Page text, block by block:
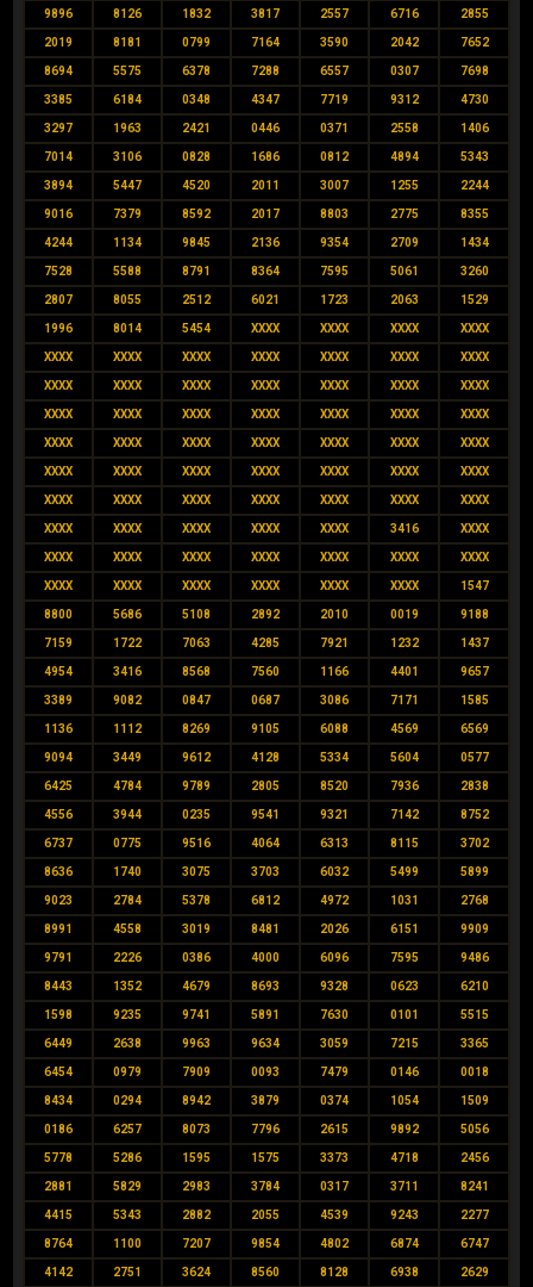
9896 8126 1832 3817 2557 6716 2855
2019 8181 0799 7164 3590 2042 7652
8694 5575 6378 7288 6557 0307 7698
3385 6184 0348 4347 7719 9312 4730
3297 1963 2421 0446 0371 2558 1406
7014 3106 0828 1686 0812 4894 5343
3894 5447 4520 2011 3007 1255 2244
9016 7379 8592 2017 8803 2775 8355
4244 1134 9845 2136 9354 2709 1434
7528 5588 8791 8364 7595 5061 3260
2807 8055 2512 6021 1723 2063 1529
1996 8014 5454 XXXX XXXX XXXX XXXX
XXXX XXXX XXXX XXXX XXXX XXXX XXXX
XXXX XXXX XXXX XXXX XXXX XXXX XXXX
XXXX XXXX XXXX XXXX XXXX XXXX XXXX
XXXX XXXX XXXX XXXX XXXX XXXX XXXX
XXXX XXXX XXXX XXXX XXXX XXXX XXXX
XXXX XXXX XXXX XXXX XXXX XXXX XXXX
XXXX XXXX XXXX XXXX XXXX 3416 XXXX
XXXX XXXX XXXX XXXX XXXX XXXX XXXX
XXXX XXXX XXXX XXXX XXXX XXXX 1547
8800 5686 5108 2892 2010 0019 9188
7159 1722 7063 4285 7921 1232 1437
4954 3416 8568 7560 1166 4401 9657
3389 9082 0847 0687 3086 7171 1585
1136 1112 8269 9105 6088 4569 6569
9094 3449 9612 4128 5334 5604 0577
6425 4784 9789 2805 8520 7936 2838
4556 3944 0235 9541 9321 7142 8752
6737 0775 9516 4064 6313 8115 3702
8636 1740 3075 3703 6032 5499 5899
9023 2784 5378 6812 4972 1031 2768
8991 4558 3019 8481 2026 6151 9909
9791 2226 0386 4000 6096 7595 9486
8443 1352 4679 8693 9328 0623 6210
1598 9235 9741 5891 7630 0101 5515
6449 2638 9963 9634 3059 7215 3365
6454 0979 7909 0093 7479 0146 0018
8434 0294 8942 3879 0374 1054 1509
0186 6257 8073 7796 2615 9892 5056
5778 5286 1595 1575 3373 4718 2456
2881 5829 2983 3784 0317 3711 8241
4415 5343 2882 2055 4539 9243 2277
8764 1100 7207 9854 4802 6874 6747
4142 2751 3624 8560 8128 6938 2629